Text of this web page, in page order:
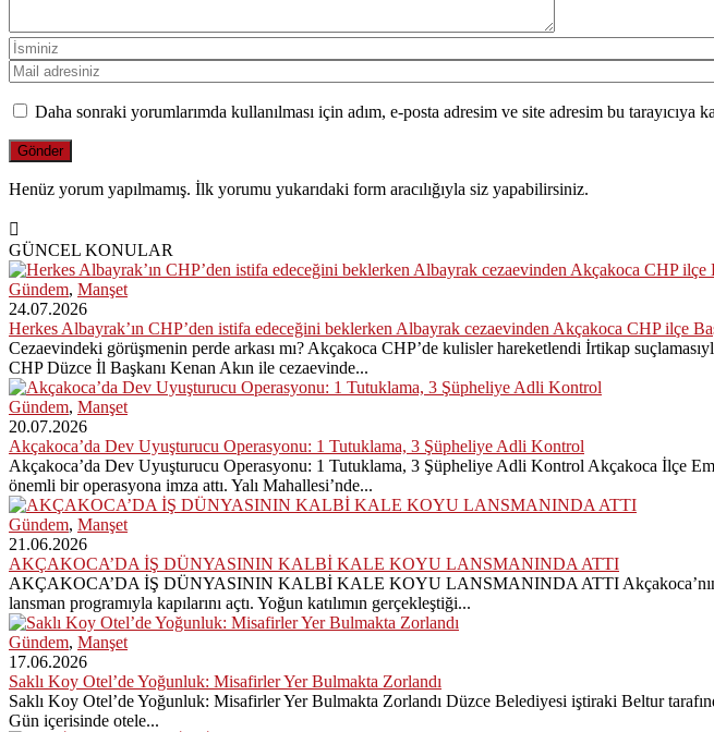
Daha sonraki yorumlarımda kullanılması için adım, e-posta adresim ve site adresim bu tarayıcıya
Henüz yorum yapılmamış. İlk yorumu yukarıdaki form aracılığıyla siz yapabilirsiniz.
GÜNCEL KONULAR
Gündem, Manşet
24.07.2026
Herkes Albayrak’ın CHP’den istifa edeceğini beklerken Albayrak cezaevinden Akçakoca CHP ilçe
Cezaevindeki görüşmenin perde arkası mı? Akçakoca CHP’de kulisler hareketlendi İrtikap
CHP Düzce İl Başkanı Kenan Akın ile cezaevinde...
Gündem, Manşet
20.07.2026
Akçakoca’da Dev Uyuşturucu Operasyonu: 1 Tutuklama, 3 Şüpheliye Adli Kontrol
Akçakoca’da Dev Uyuşturucu Operasyonu: 1 Tutuklama, 3 Şüpheliye Adli Kontrol Akçakoca İlçe
önemli bir operasyona imza attı. Yalı Mahallesi’nde...
Gündem, Manşet
21.06.2026
AKÇAKOCA’DA İŞ DÜNYASININ KALBİ KALE KOYU LANSMANINDA ATTI
AKÇAKOCA’DA İŞ DÜNYASININ KALBİ KALE KOYU LANSMANINDA ATTI Akçakoca’nın
lansman programıyla kapılarını açtı. Yoğun katılımın gerçekleştiği...
Gündem, Manşet
17.06.2026
Saklı Koy Otel’de Yoğunluk: Misafirler Yer Bulmakta Zorlandı
Saklı Koy Otel’de Yoğunluk: Misafirler Yer Bulmakta Zorlandı Düzce Belediyesi iştiraki Beltur
Gün içerisinde otele...